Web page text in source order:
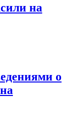
на
о